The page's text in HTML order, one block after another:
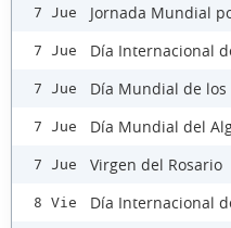
7 Jue Jornada Mundial
7 Jue Día Internacional
7 Jue Día Mundial de los
7 Jue Día Mundial del
7 Jue Virgen del Rosario
8 Vie Día Internacional